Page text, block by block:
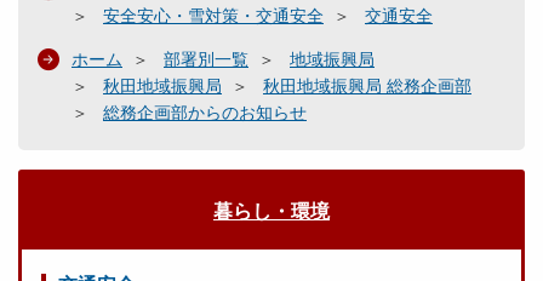
安全安心・雪対策・交通安全
交通安全
ホーム 部署別一覧
地域振興局
秋田地域振興局
秋田地域振興局 総務企画部
総務企画部からのお知らせ
暮らし・環境